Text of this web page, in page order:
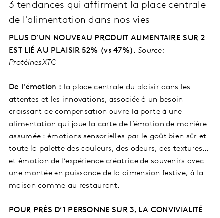
3 tendances qui affirment la place centrale
de l'alimentation dans nos vies
PLUS D’UN NOUVEAU PRODUIT ALIMENTAIRE SUR 2
EST LIÉ AU PLAISIR 52% (vs 47%). Source:
ProtéinesXTC
De l'émotion : la place centrale du plaisir dans les
attentes et les innovations, associée à un besoin
croissant de compensation ouvre la porte à une
alimentation qui joue la carte de l’émotion de manière
assumée : émotions sensorielles par le goût bien sûr et
toute la palette des couleurs, des odeurs, des textures…
et émotion de l’expérience créatrice de souvenirs avec
une montée en puissance de la dimension festive, à la
maison comme au restaurant.
POUR PRÈS D’1 PERSONNE SUR 3, LA CONVIVIALITÉ